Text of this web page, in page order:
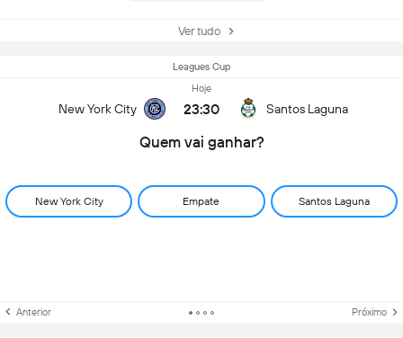
Ver tudo
Leagues Cup
New York City
Hoje
23:30 Santos Laguna
Quem vai ganhar?
New York City Empate Santos Laguna
Anterior Próximo